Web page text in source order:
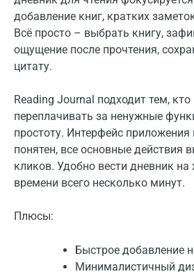
добавление книг, кратких
Всё просто – выбрать книгу,
ощущение после прочтения,
цитату.
Reading Journal подходит тем, кто
переплачивать за ненужные
простоту. Интерфейс приложения
понятен, все основные действия
кликов. Удобно вести дневник на
времени всего несколько минут.
Плюсы:
Быстрое добавление
Минималистичный